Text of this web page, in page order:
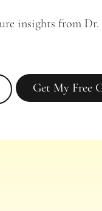
insights from Dr.
Get My Free